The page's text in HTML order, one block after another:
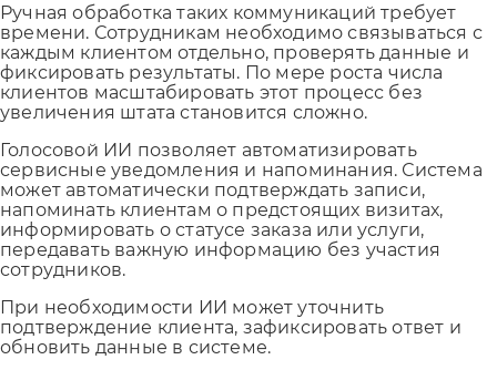
Ручная обработка таких коммуникаций требует
времени. Сотрудникам необходимо связываться с
каждым клиентом отдельно, проверять данные и
фиксировать результаты. По мере роста числа
клиентов масштабировать этот процесс без
увеличения штата становится сложно.
Голосовой ИИ позволяет автоматизировать
сервисные уведомления и напоминания. Система
может автоматически подтверждать записи,
напоминать клиентам о предстоящих визитах,
информировать о статусе заказа или услуги,
передавать важную информацию без участия
сотрудников.
При необходимости ИИ может уточнить
подтверждение клиента, зафиксировать ответ и
обновить данные в системе.